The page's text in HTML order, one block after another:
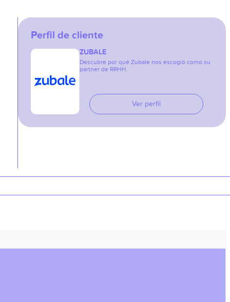
Perfil de cliente
ZUBALE
Descubre por qué Zubale nos escogió como su
partner de RRHH.
Ver perfil